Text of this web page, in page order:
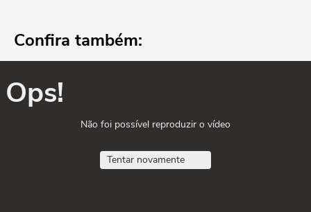
Confira também:
Ops!
Não foi possível reproduzir o vídeo
Tentar novamente